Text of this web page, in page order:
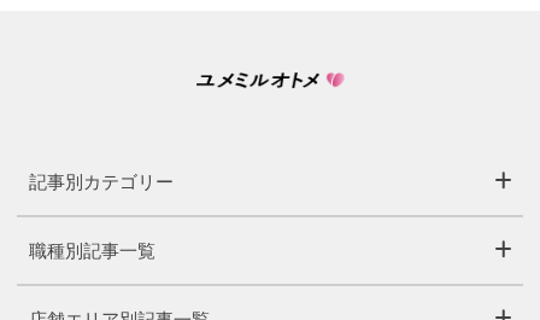
記事別カテゴリー
職種別記事一覧